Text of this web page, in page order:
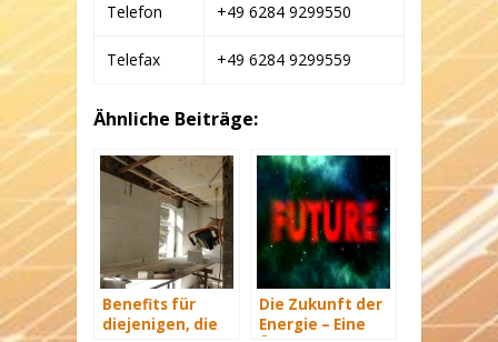
Telefon +49 6284 9299550
Telefax +49 6284 9299559
Ähnliche Beiträge:
Benefits für
diejenigen, die
Die Zukunft der
Energie – Eine